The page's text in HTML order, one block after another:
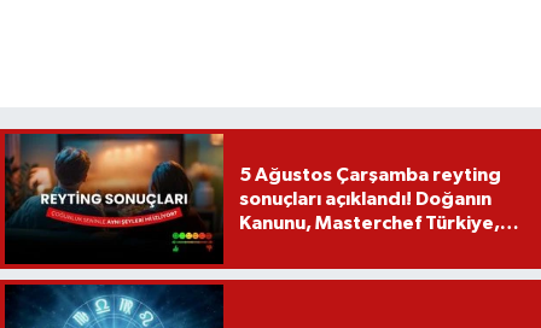
5 Ağustos Çarşamba reyting
sonuçları açıklandı! Doğanın
Kanunu, Masterchef Türkiye,